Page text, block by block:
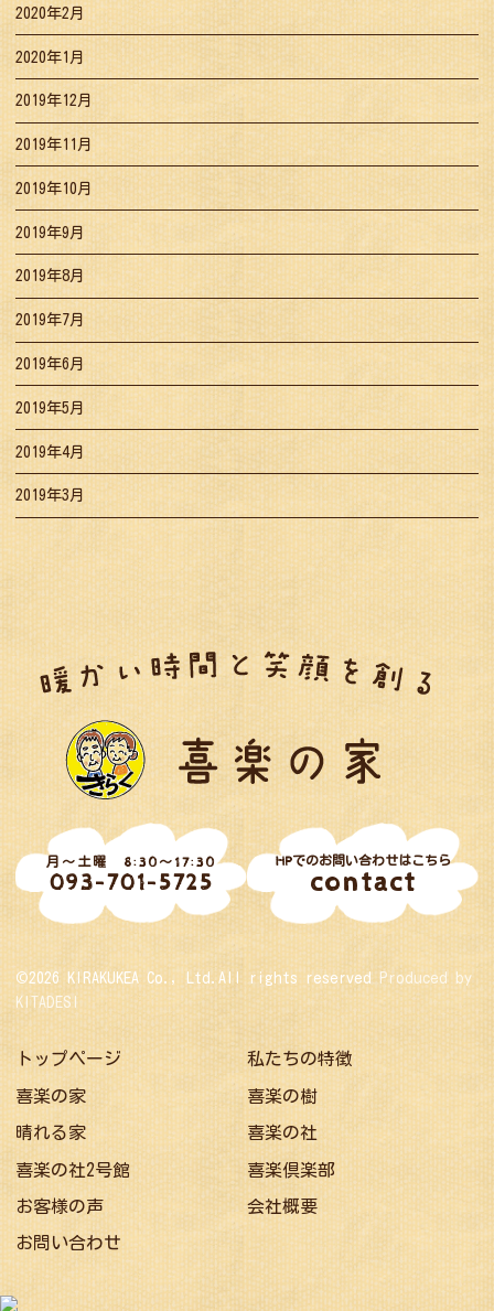
2020年2月
2020年1月
2019年12月
2019年11月
2019年10月
2019年9月
2019年8月
2019年7月
2019年6月
2019年5月
2019年4月
2019年3月
月～土曜 8:30～17:30
093-701-5725
HPでのお問い合わせはこちら
contact
©2026 KIRAKUKEA Co., Ltd.All rights reserved
Produced by
KITADESI
トップページ 私たちの特徴
喜楽の家 喜楽の樹
晴れる家 喜楽の社
喜楽の社2号館 喜楽倶楽部
お客様の声 会社概要
お問い合わせ